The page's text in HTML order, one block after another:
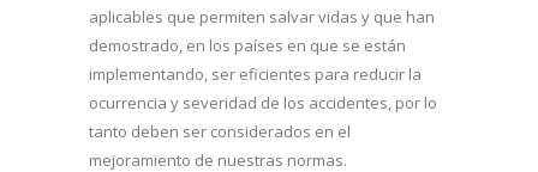
aplicables que permiten salvar vidas y que han
demostrado, en los países en que se están
implementando, ser eficientes para reducir la
ocurrencia y severidad de los accidentes, por lo
tanto deben ser considerados en el
mejoramiento de nuestras normas.